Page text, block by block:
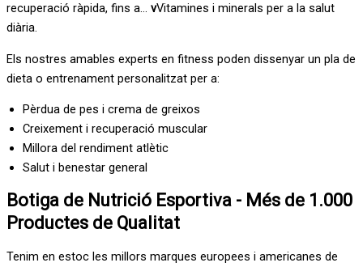
recuperació ràpida, fins a... vVitamines i minerals per a la salut
diària.
Els nostres amables experts en fitness poden dissenyar un pla de
dieta o entrenament personalitzat per a:
Pèrdua de pes i crema de greixos
Creixement i recuperació muscular
Millora del rendiment atlètic
Salut i benestar general
Botiga de Nutrició Esportiva - Més de 1.000
Productes de Qualitat
Tenim en estoc les millors marques europees i americanes de